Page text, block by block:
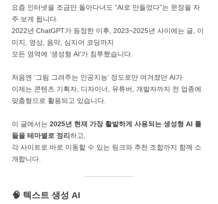
요즘 인터넷을 조금만 돌아다녀도 “AI로 만들었다”는 문장을 자
주 보게 됩니다.
2022년 ChatGPT가 등장한 이후, 2023~2025년 사이에는 글, 이
미지, 영상, 음악, 심지어 코딩까지
모든 영역에 ‘생성형 AI’가 침투했습니다.
처음엔 ‘그림 그려주는 인공지능’ 정도로만 여겨졌던 AI가
이제는 콘텐츠 기획자, 디자이너, 유튜버, 개발자까지 전 업종에
맞춤형으로 활용되고 있습니다.
이 글에서는 2025년 현재 가장 활발하게 사용되는 생성형 AI 툴
들을 테마별로 정리 하고,
각 사이트로 바로 이동할 수 있는 링크와 추천 조합까지 함께 소
개합니다.
🧠 텍스트 생성 AI